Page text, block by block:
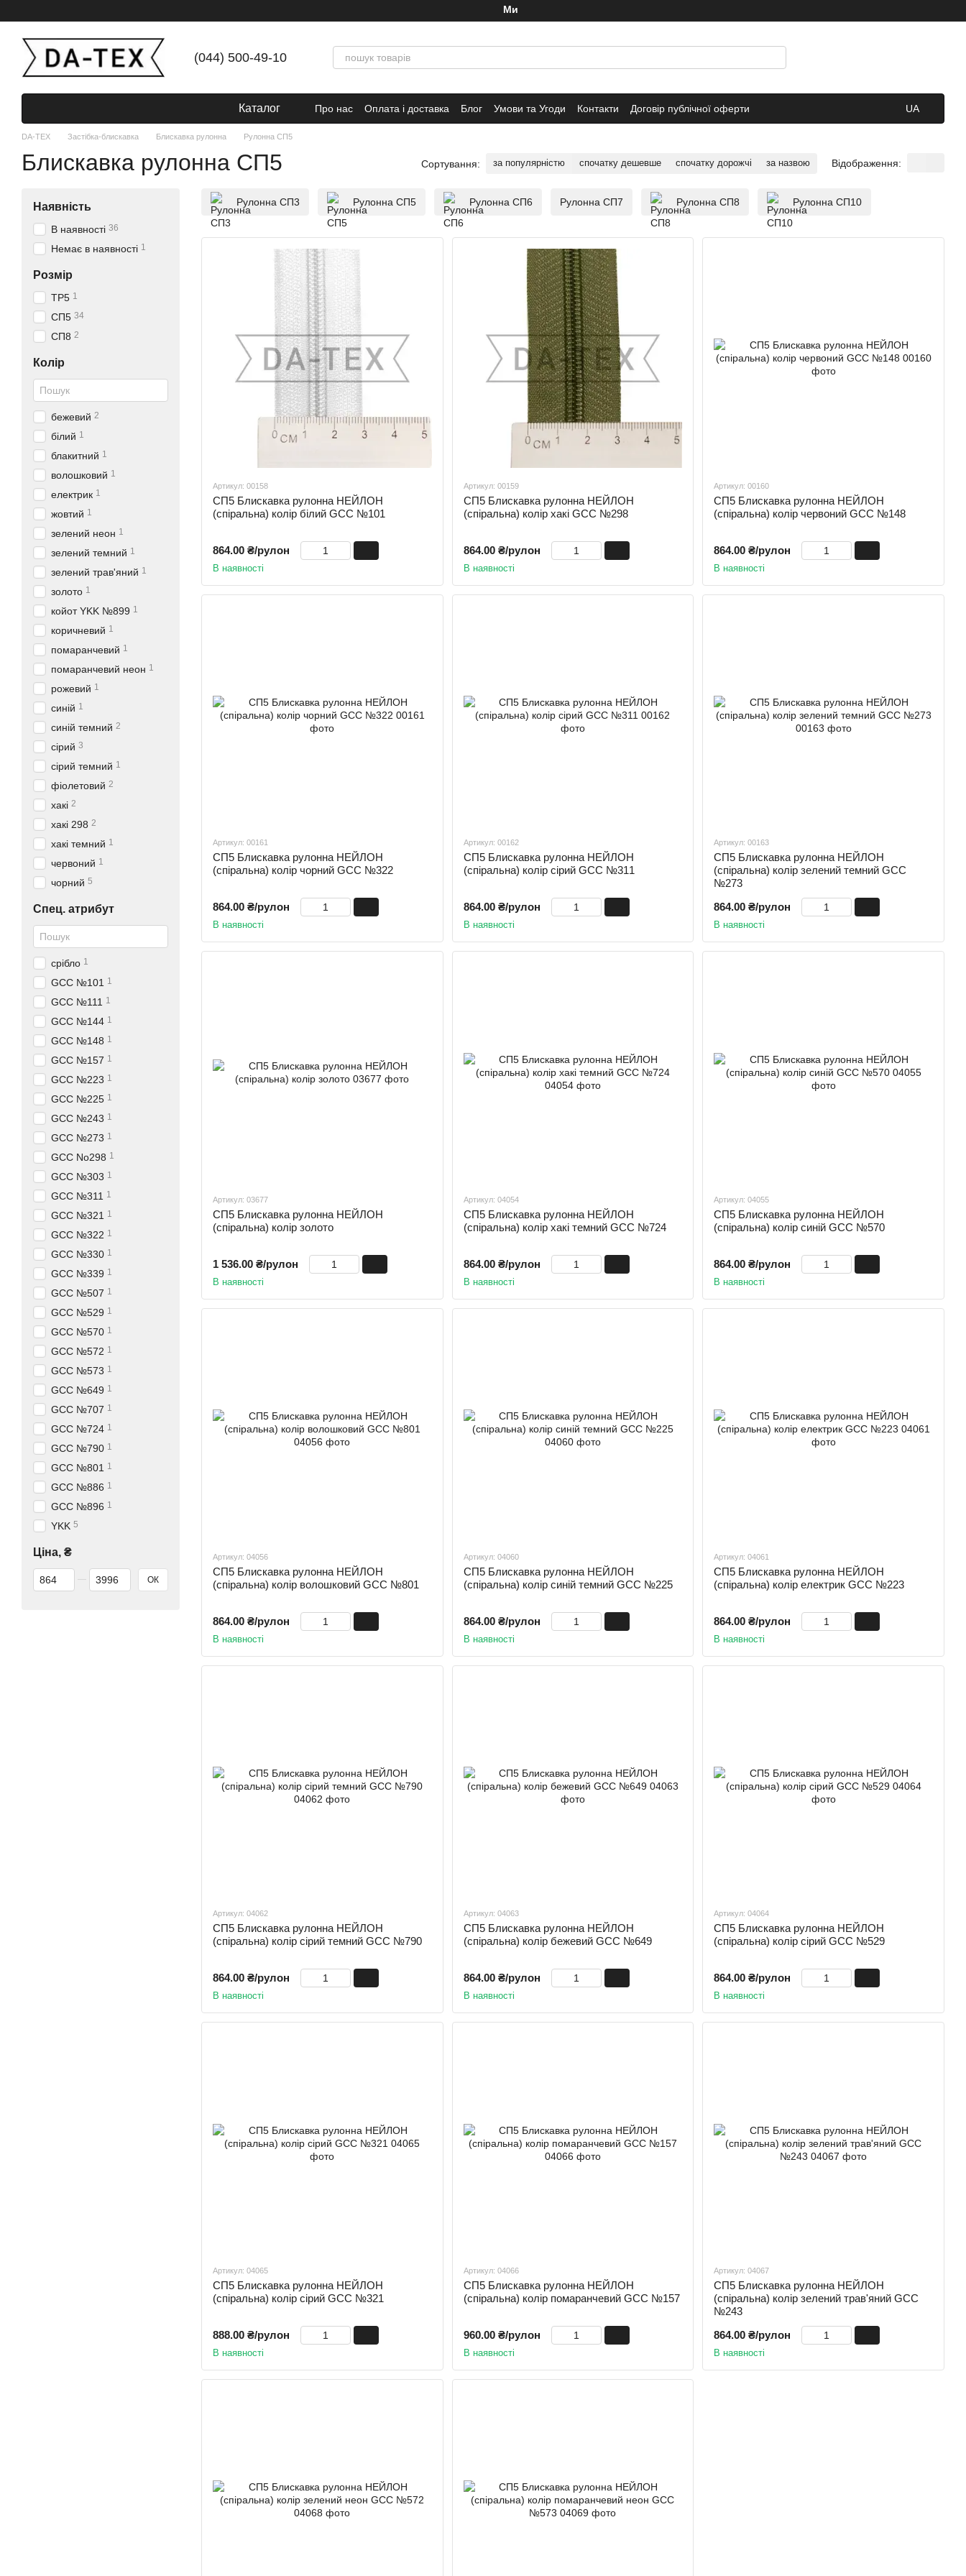
Ми працюємо!
(044) 500-49-10
Каталог Про нас Оплата і доставка Блог Умови та Угоди Контакти Договір публічної оферти UA
DA-TEX Застібка-блискавка Блискавка рулонна Рулонна СП5
Блискавка рулонна СП5 Сортування: за популярністю спочатку дешевше спочатку дорожчі за назвою Відображення:
Рулонна СП3 Рулонна СП5 Рулонна СП6 Рулонна СП7 Рулонна СП8 Рулонна СП10
Артикул: 00158
СП5 Блискавка рулонна НЕЙЛОН
(спіральна) колір білий GCC №101
864.00 ₴/рулон
В наявності
Артикул: 00159
СП5 Блискавка рулонна НЕЙЛОН
(спіральна) колір хакі GCC №298
864.00 ₴/рулон
В наявності
Артикул: 00160
СП5 Блискавка рулонна НЕЙЛОН
(спіральна) колір червоний GCC №148
864.00 ₴/рулон
В наявності
Артикул: 00161
СП5 Блискавка рулонна НЕЙЛОН
(спіральна) колір чорний GCC №322
864.00 ₴/рулон
В наявності
Артикул: 00162
СП5 Блискавка рулонна НЕЙЛОН
(спіральна) колір сірий GCC №311
864.00 ₴/рулон
В наявності
Артикул: 00163
СП5 Блискавка рулонна НЕЙЛОН
(спіральна) колір зелений темний GCC
№273
864.00 ₴/рулон
В наявності
Артикул: 03677
СП5 Блискавка рулонна НЕЙЛОН
(спіральна) колір золото
1 536.00 ₴/рулон
В наявності
Артикул: 04054
СП5 Блискавка рулонна НЕЙЛОН
(спіральна) колір хакі темний GCC №724
864.00 ₴/рулон
В наявності
Артикул: 04055
СП5 Блискавка рулонна НЕЙЛОН
(спіральна) колір синій GCC №570
864.00 ₴/рулон
В наявності
Артикул: 04056
СП5 Блискавка рулонна НЕЙЛОН
(спіральна) колір волошковий GCC №801
864.00 ₴/рулон
В наявності
Артикул: 04060
СП5 Блискавка рулонна НЕЙЛОН
(спіральна) колір синій темний GCC №225
864.00 ₴/рулон
В наявності
Артикул: 04061
СП5 Блискавка рулонна НЕЙЛОН
(спіральна) колір електрик GCC №223
864.00 ₴/рулон
В наявності
Артикул: 04062
СП5 Блискавка рулонна НЕЙЛОН
(спіральна) колір сірий темний GCC №790
864.00 ₴/рулон
В наявності
Артикул: 04063
СП5 Блискавка рулонна НЕЙЛОН
(спіральна) колір бежевий GCC №649
864.00 ₴/рулон
В наявності
Артикул: 04064
СП5 Блискавка рулонна НЕЙЛОН
(спіральна) колір сірий GCC №529
864.00 ₴/рулон
В наявності
Артикул: 04065
СП5 Блискавка рулонна НЕЙЛОН
(спіральна) колір сірий GCC №321
888.00 ₴/рулон
В наявності
Артикул: 04066
СП5 Блискавка рулонна НЕЙЛОН
(спіральна) колір помаранчевий GCC №157
960.00 ₴/рулон
В наявності
Артикул: 04067
СП5 Блискавка рулонна НЕЙЛОН
(спіральна) колір зелений трав'яний GCC
№243
864.00 ₴/рулон
В наявності
Наявність
В наявності 36
Немає в наявності 1
Розмір
ТР5 1
СП5 34
СП8 2
Колір
бежевий 2
білий 1
блакитний 1
волошковий 1
електрик 1
жовтий 1
зелений неон 1
зелений темний 1
зелений трав'яний 1
золото 1
койот YKK №899 1
коричневий 1
помаранчевий 1
помаранчевий неон 1
рожевий 1
синій 1
синій темний 2
сірий 3
сірий темний 1
фіолетовий 2
хакі 2
хакі 298 2
хакі темний 1
червоний 1
чорний 5
Спец. атрибут
срібло 1
GCC №101 1
GCC №111 1
GCC №144 1
GCC №148 1
GCC №157 1
GCC №223 1
GCC №225 1
GCC №243 1
GCC №273 1
GCC No298 1
GCC №303 1
GCC №311 1
GCC №321 1
GCC №322 1
GCC №330 1
GCC №339 1
GCC №507 1
GCC №529 1
GCC №570 1
GCC №572 1
GCC №573 1
GCC №649 1
GCC №707 1
GCC №724 1
GCC №790 1
GCC №801 1
GCC №886 1
GCC №896 1
YKK 5
Ціна, ₴
Від Ціна, ₴
До Ціна, ₴ ОК